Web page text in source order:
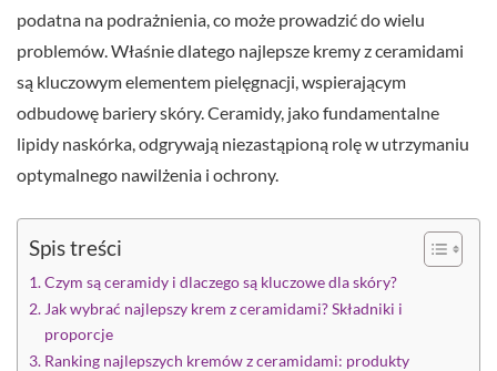
podatna na podrażnienia, co może prowadzić do wielu
problemów. Właśnie dlatego najlepsze kremy z ceramidami
są kluczowym elementem pielęgnacji, wspierającym
odbudowę bariery skóry. Ceramidy, jako fundamentalne
lipidy naskórka, odgrywają niezastąpioną rolę w utrzymaniu
optymalnego nawilżenia i ochrony.
Spis treści
Czym są ceramidy i dlaczego są kluczowe dla skóry?
Jak wybrać najlepszy krem z ceramidami? Składniki i
proporcje
Ranking najlepszych kremów z ceramidami: produkty